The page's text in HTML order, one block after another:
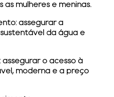
mulheres e meninas.
assegurar a
da água e
assegurar o acesso à
moderna e a preço